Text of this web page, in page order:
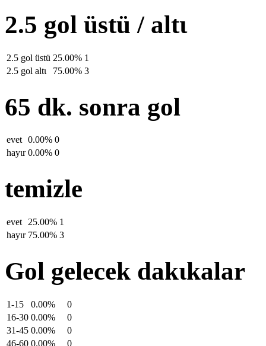
2.5 gol üstü / altι
2.5 gol üstü 25.00% 1
2.5 gol altι
75.00% 3
65 dk. sonra gol
evet 0.00% 0
hayιr 0.00% 0
temizle
evet 25.00% 1
hayιr 75.00% 3
Gol gelecek dakιkalar
1-15 0.00%
0
16-30 0.00%
0
31-45 0.00%
0
46-60 0.00%
0